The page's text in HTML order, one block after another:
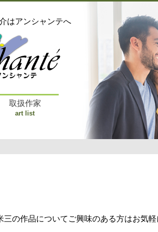
はアンシャンテへ
取扱作家
art list
の作品についてご興味のある方はお気軽